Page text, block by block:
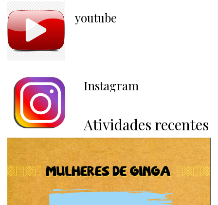
youtube
Instagram
Atividades recentes